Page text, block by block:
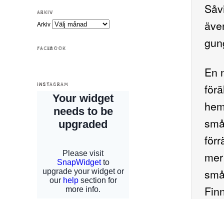
En
ARKIV
Arkiv
FACEBOOK
INSTAGRAM